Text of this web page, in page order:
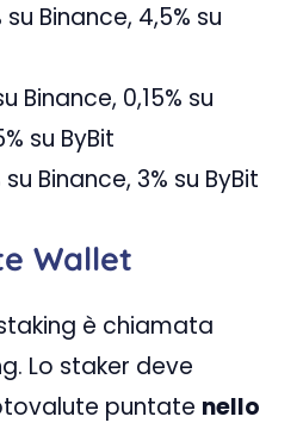
su Binance‍, 4,5% su
Binance, 0,15% su
su ByBit
su Binance, 3% su ByBit
Wallet
è chiamata
Lo staker deve
puntate nello